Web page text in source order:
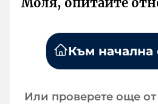
Към начална
Или проверете още